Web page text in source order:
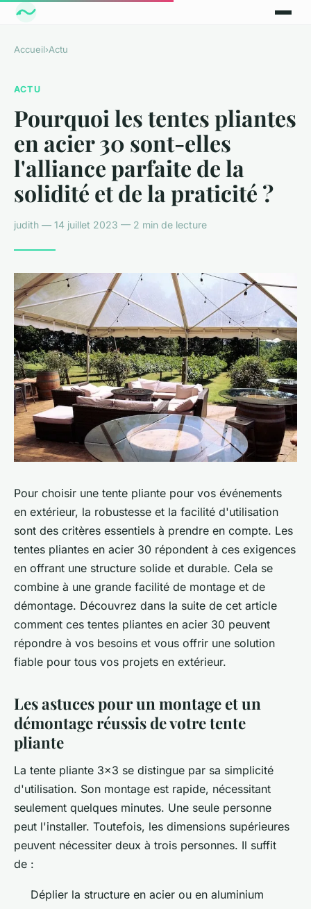
Accueil›Actu
ACTU
Pourquoi les tentes pliantes
en acier 30 sont-elles
l'alliance parfaite de la
solidité et de la praticité ?
judith — 14 juillet 2023 — 2 min de lecture
Pour choisir une tente pliante pour vos événements
en extérieur, la robustesse et la facilité d'utilisation
sont des critères essentiels à prendre en compte. Les
tentes pliantes en acier 30 répondent à ces exigences
en offrant une structure solide et durable. Cela se
combine à une grande facilité de montage et de
démontage. Découvrez dans la suite de cet article
comment ces tentes pliantes en acier 30 peuvent
répondre à vos besoins et vous offrir une solution
fiable pour tous vos projets en extérieur.
Les astuces pour un montage et un
démontage réussis de votre tente
pliante
La tente pliante 3x3 se distingue par sa simplicité
d'utilisation. Son montage est rapide, nécessitant
seulement quelques minutes. Une seule personne
peut l'installer. Toutefois, les dimensions supérieures
peuvent nécessiter deux à trois personnes. Il suffit
de :
Déplier la structure en acier ou en aluminium